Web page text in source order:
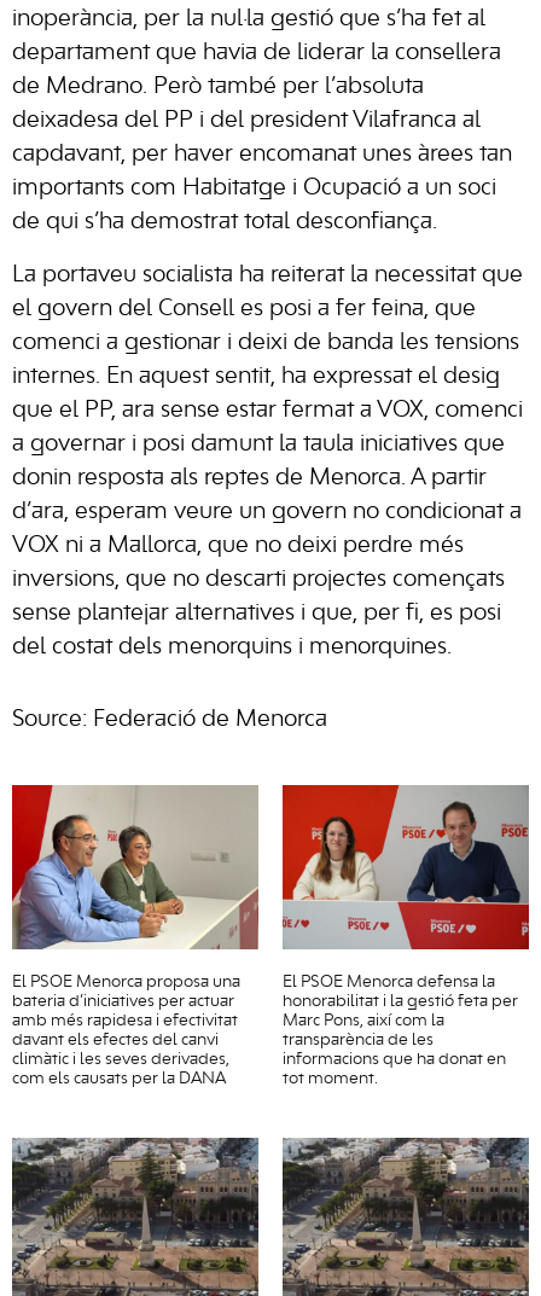
inoperància, per la nul·la gestió que s’ha fet al
departament que havia de liderar la consellera
de Medrano. Però també per l’absoluta
deixadesa del PP i del president Vilafranca al
capdavant, per haver encomanat unes àrees tan
importants com Habitatge i Ocupació a un soci
de qui s’ha demostrat total desconfiança.
La portaveu socialista ha reiterat la necessitat que
el govern del Consell es posi a fer feina, que
comenci a gestionar i deixi de banda les tensions
internes. En aquest sentit, ha expressat el desig
que el PP, ara sense estar fermat a VOX, comenci
a governar i posi damunt la taula iniciatives que
donin resposta als reptes de Menorca. A partir
d’ara, esperam veure un govern no condicionat a
VOX ni a Mallorca, que no deixi perdre més
inversions, que no descarti projectes començats
sense plantejar alternatives i que, per fi, es posi
del costat dels menorquins i menorquines.
Source: Federació de Menorca
El PSOE Menorca proposa una
bateria d’iniciatives per actuar
amb més rapidesa i efectivitat
davant els efectes del canvi
climàtic i les seves derivades,
com els causats per la DANA
El PSOE Menorca defensa la
honorabilitat i la gestió feta per
Marc Pons, així com la
transparència de les
informacions que ha donat en
tot moment.